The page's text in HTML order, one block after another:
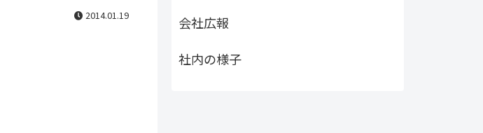
2014.01.19
会社広報
社内の様子